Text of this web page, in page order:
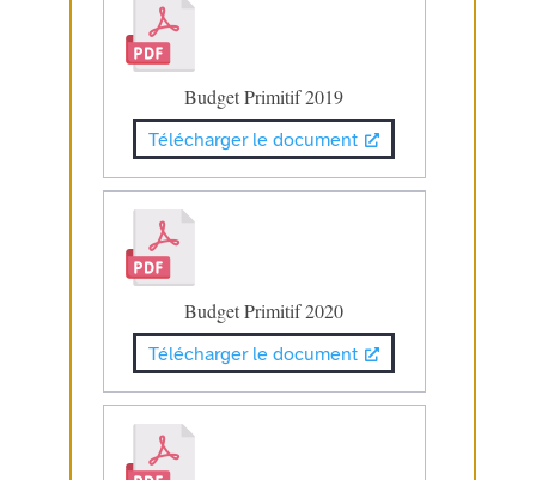
Budget Primitif 2019
Télécharger le document
Budget Primitif 2020
Télécharger le document